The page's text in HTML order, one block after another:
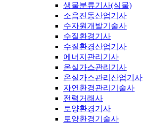
생물분류기사(식물)
소음진동산업기사
수자원개발기술사
수질환경기사
수질환경산업기사
에너지관리기사
온실가스관리기사
온실가스관리산업기사
자연환경관리기술사
전력거래사
토양환경기사
토양환경기술사